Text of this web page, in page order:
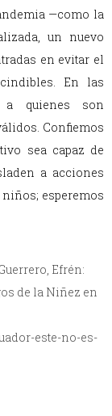
—como la
un nuevo
en evitar el
En las
a quienes son
Confiemos
sea capaz de
a acciones
niños; esperemos
Efrén:
de la Niñez en
este-no-es-